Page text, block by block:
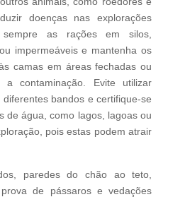
doenças nas explorações
sempre as rações em silos,
impermeáveis e mantenha os
camas em áreas fechadas ou
a contaminação. Evite utilizar
bandos e certifique-se
de água, como lagos, lagoas ou
pois estas podem atrair
paredes do chão ao teto,
de pássaros e vedações